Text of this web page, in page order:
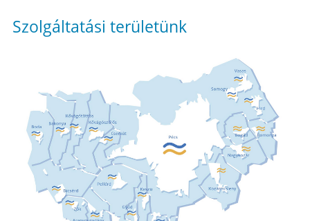
Szolgáltatási területünk